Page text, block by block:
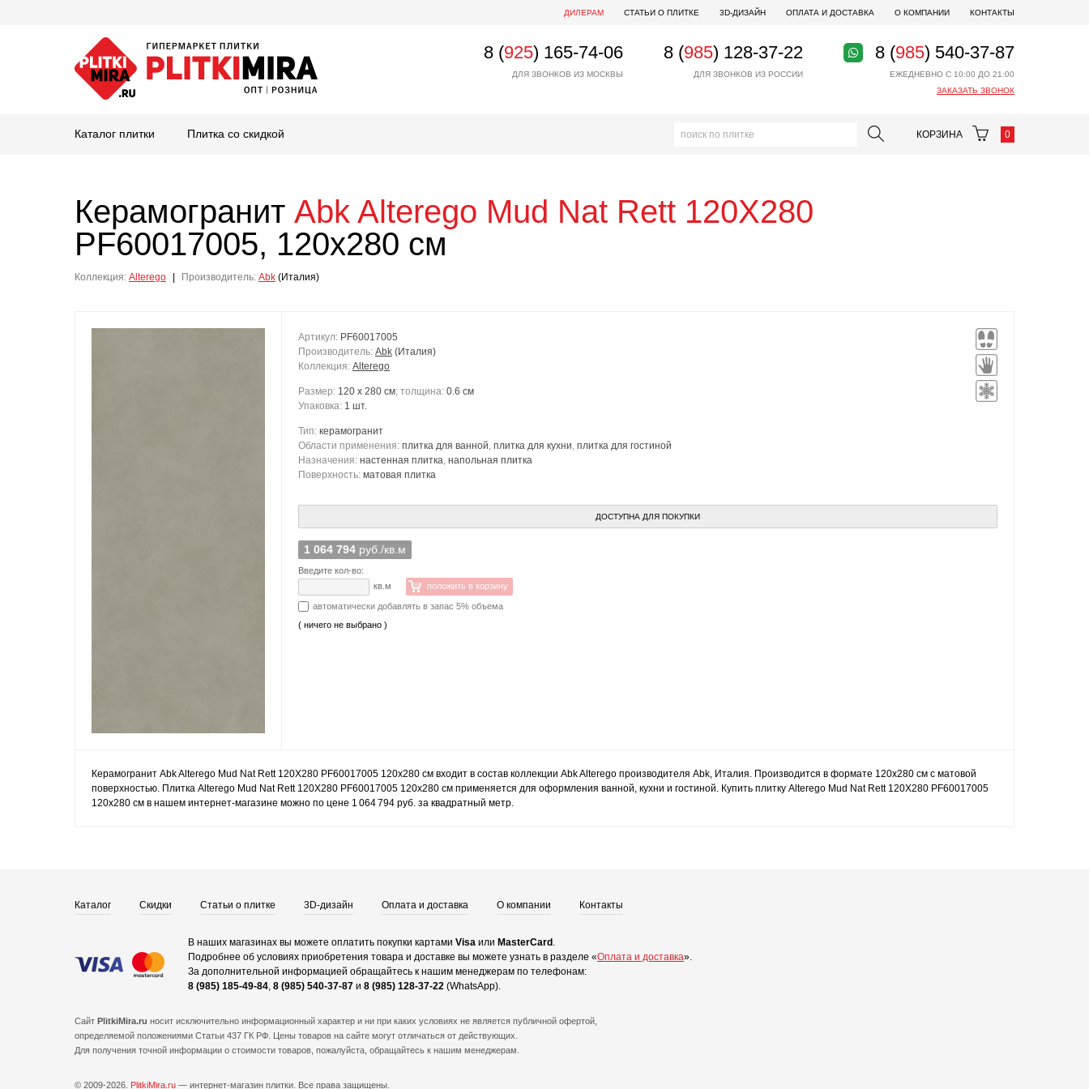
ДИЛЕРАМ СТАТЬИ О ПЛИТКЕ 3D-ДИЗАЙН ОПЛАТА И ДОСТАВКА О КОМПАНИИ КОНТАКТЫ
8 (925) 165-74-06
ДЛЯ ЗВОНКОВ ИЗ МОСКВЫ
8 (985) 128-37-22
ДЛЯ ЗВОНКОВ ИЗ РОССИИ
8 (985) 540-37-87
ЕЖЕДНЕВНО С 10:00 ДО 21:00
ЗАКАЗАТЬ ЗВОНОК
Каталог плитки Плитка со скидкой КОРЗИНА 0
Керамогранит Abk Alterego Mud Nat Rett 120X280
PF60017005, 120x280 см
Коллекция: Alterego Производитель: Abk (Италия)
Артикул: PF60017005
Производитель: Abk (Италия)
Коллекция: Alterego
Размер: 120 x 280 см; толщина: 0.6 см
Упаковка: 1 шт.
Тип: керамогранит
Области применения: плитка для ванной, плитка для кухни, плитка для гостиной
Назначения: настенная плитка, напольная плитка
Поверхность: матовая плитка
ДОСТУПНА ДЛЯ ПОКУПКИ
1 064 794 руб./кв.м
Введите кол-во:
кв.м
положить в корзину
автоматически добавлять в запас 5% объема
( ничего не выбрано )
Керамогранит Abk Alterego Mud Nat Rett 120X280 PF60017005 120x280 см входит в состав коллекции Abk Alterego производителя Abk, Италия. Производится в формате 120x280 см с матовой
поверхностью. Плитка Alterego Mud Nat Rett 120X280 PF60017005 120x280 см применяется для оформления ванной, кухни и гостиной. Купить плитку Alterego Mud Nat Rett 120X280 PF60017005
120x280 см в нашем интернет-магазине можно по цене 1 064 794 руб. за квадратный метр.
Каталог Скидки Статьи о плитке 3D-дизайн Оплата и доставка О компании Контакты
В наших магазинах вы можете оплатить покупки картами Visa или MasterCard .
Подробнее об условиях приобретения товара и доставке вы можете узнать в разделе «Оплата и доставка».
За дополнительной информацией обращайтесь к нашим менеджерам по телефонам:
8 (985) 185-49-84, 8 (985) 540-37-87 и 8 (985) 128-37-22 (WhatsApp).
Сайт PlitkiMira.ru носит исключительно информационный характер и ни при каких условиях не является публичной офертой,
определяемой положениями Статьи 437 ГК РФ. Цены товаров на сайте могут отличаться от действующих.
Для получения точной информации о стоимости товаров, пожалуйста, обращайтесь к нашим менеджерам.
© 2009-2026. PlitkiMira.ru — интернет-магазин плитки. Все права защищены.